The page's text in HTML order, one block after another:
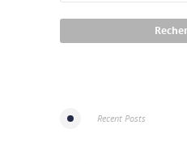
Recent Posts